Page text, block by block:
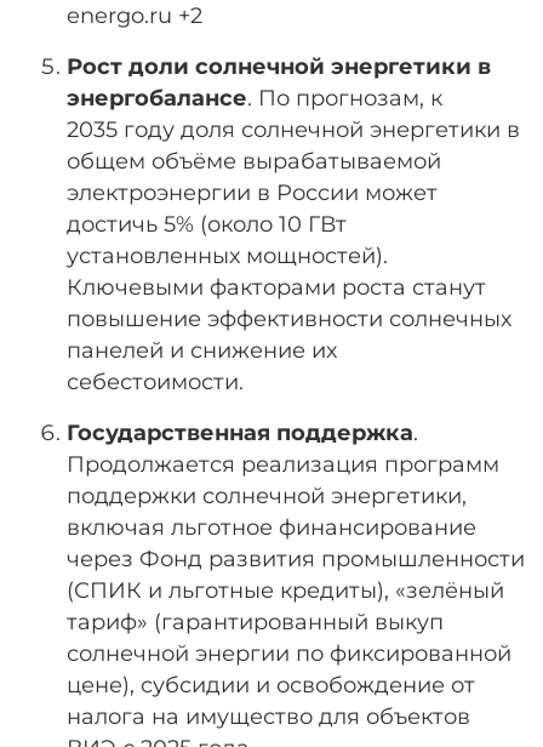
energo.ru +2
Рост доли солнечной энергетики в
энергобалансе. По прогнозам, к
2035 году доля солнечной энергетики в
общем объёме вырабатываемой
электроэнергии в России может
достичь 5% (около 10 ГВт
установленных мощностей).
Ключевыми факторами роста станут
повышение эффективности солнечных
панелей и снижение их
себестоимости.
Государственная поддержка.
Продолжается реализация программ
поддержки солнечной энергетики,
включая льготное финансирование
через Фонд развития промышленности
(СПИК и льготные кредиты), «зелёный
тариф» (гарантированный выкуп
солнечной энергии по фиксированной
цене), субсидии и освобождение от
налога на имущество для объектов